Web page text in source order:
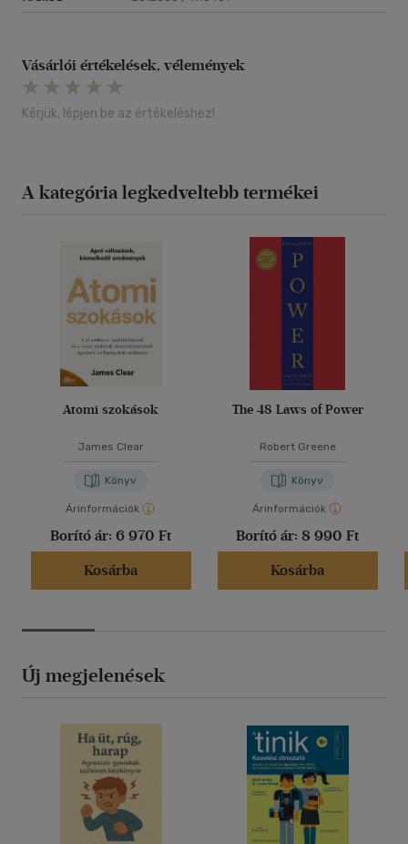
Vásárlói értékelések, vélemények
Kérjük, lépjen be az értékeléshez!
A kategória legkedveltebb termékei
Atomi szokások
James Clear
Könyv
Árinformációk
Borító ár: 6 970 Ft
Kosárba
The 48 Laws of Power
Robert Greene
Könyv
Árinformációk
Borító ár: 8 990 Ft
Kosárba
Új megjelenések